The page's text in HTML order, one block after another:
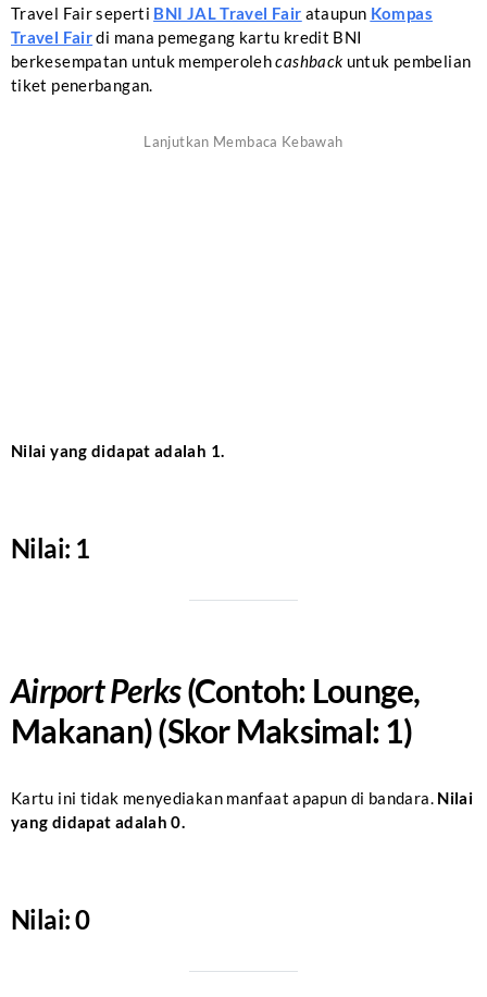
Travel Fair seperti BNI JAL Travel Fair ataupun Kompas
Travel Fairdi mana pemegang kartu kredit BNI
berkesempatan untuk memperolehcashback untuk pembelian
tiket penerbangan.
Nilai yang didapat adalah 1.
Nilai: 1
Airport Perks(Contoh: Lounge,
Makanan) (Skor Maksimal: 1)
Kartu ini tidak menyediakan manfaat apapun di bandara. Nilai
yang didapat adalah 0.
Nilai: 0